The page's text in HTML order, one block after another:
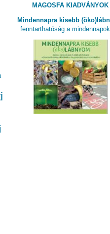
MAGOSFA KIADVÁNYOK
Mindennapra kisebb
fenntarthatóság a